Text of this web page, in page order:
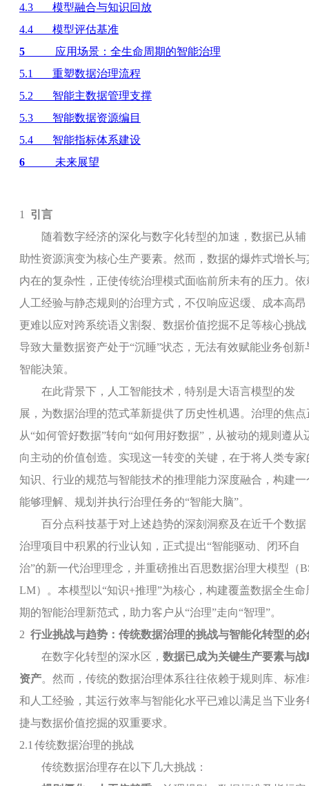
4.3
模型融合与知识回放
4.4
模型评估基准
5
应用场景：全生命周期的智能治理
5.1
重塑数据治理流程
5.2
智能主数据管理支撑
5.3
智能数据资源编目
5.4
智能指标体系建设
6
未来展望
1
引言
随着数字经济的深化与数字化转型的加速，数据已从辅
助性资源演变为核心生产要素。然而，数据的爆炸式增长与
内在的复杂性，正使传统治理模式面临前所未有的压力。依
人工经验与静态规则的治理方式，不仅响应迟缓、成本高昂
更难以应对跨系统语义割裂、数据价值挖掘不足等核心挑战
导致大量数据资产处于“沉睡”状态，无法有效赋能业务创新
智能决策。
在此背景下，人工智能技术，特别是大语言模型的发
展，为数据治理的范式革新提供了历史性机遇。治理的焦点
从“如何管好数据”转向“如何用好数据”，从被动的规则遵从
向主动的价值创造。实现这一转变的关键，在于将人类专家
知识、行业的规范与智能技术的推理能力深度融合，构建一
能够理解、规划并执行治理任务的“智能大脑”。
百分点科技基于对上述趋势的深刻洞察及在近千个数据
治理项目中积累的行业认知，正式提出“智能驱动、闭环自
治”的新一代治理理念，并重磅推出百思数据治理大模型（
LM）。本模型以“知识+推理”为核心，构建覆盖数据全生命
期的智能治理新范式，助力客户从“治理”走向“智理”。
2 行业挑战与趋势：传统数据治理的挑战与智能化转型的必
在数字化转型的深水区， 数据已成为关键生产要素与战
资产。然而，传统的数据治理体系往往依赖于规则库、标准
和人工经验，其运行效率与智能化水平已难以满足当下业务
捷与数据价值挖掘的双重要求。
2.1 传统数据治理的挑战
传统数据治理存在以下几大挑战：